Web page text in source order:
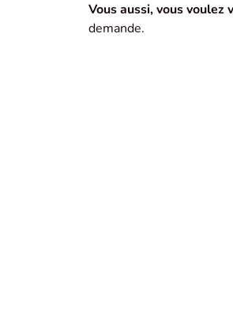
Vous aussi, vous voulez
demande.